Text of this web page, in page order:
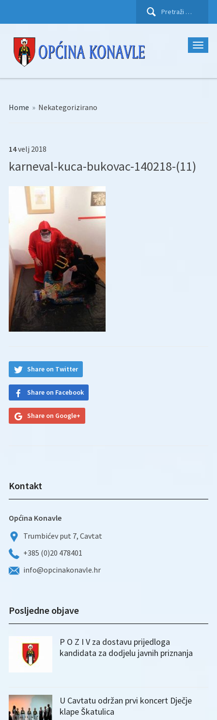
Pretraži:
Home » Nekategorizirano
14velj 2018
karneval-kuca-bukovac-140218-(11)
Share on Twitter
Share on Facebook
Share on Google+
Kontakt
Općina Konavle
Trumbićev put 7, Cavtat
+385 (0)20 478401
info@opcinakonavle.hr
Posljedne objave
P O Z I V za dostavu prijedloga
kandidata za dodjelu javnih priznanja
U Cavtatu održan prvi koncert Dječje
klape Škatulica